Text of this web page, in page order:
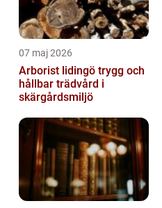
07 maj 2026
Arborist lidingö trygg och
hållbar trädvård i
skärgårdsmiljö